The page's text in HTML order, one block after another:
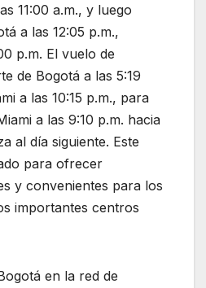
11:00 a.m., y luego
a las 12:05 p.m.,
p.m. El vuelo de
de Bogotá a las 5:19
a las 10:15 p.m., para
a las 9:10 p.m. hacia
al día siguiente. Este
para ofrecer
y convenientes para los
importantes centros
en la red de